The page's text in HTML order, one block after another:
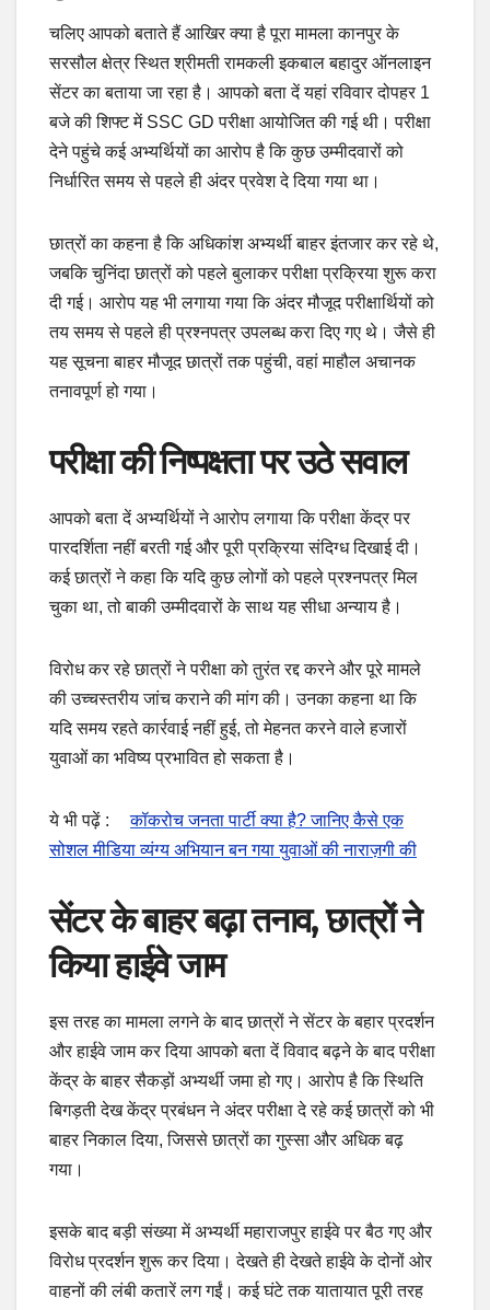
चलिए आपको बताते हैं आखिर क्या है पूरा मामला कानपुर के
सरसौल क्षेत्र स्थित श्रीमती रामकली इकबाल बहादुर ऑनलाइन
सेंटर का बताया जा रहा है। आपको बता दें यहां रविवार दोपहर 1
बजे की शिफ्ट में SSC GD परीक्षा आयोजित की गई थी। परीक्षा
देने पहुंचे कई अभ्यर्थियों का आरोप है कि कुछ उम्मीदवारों को
निर्धारित समय से पहले ही अंदर प्रवेश दे दिया गया था।
छात्रों का कहना है कि अधिकांश अभ्यर्थी बाहर इंतजार कर रहे थे,
जबकि चुनिंदा छात्रों को पहले बुलाकर परीक्षा प्रक्रिया शुरू करा
दी गई। आरोप यह भी लगाया गया कि अंदर मौजूद परीक्षार्थियों को
तय समय से पहले ही प्रश्नपत्र उपलब्ध करा दिए गए थे। जैसे ही
यह सूचना बाहर मौजूद छात्रों तक पहुंची, वहां माहौल अचानक
तनावपूर्ण हो गया।
परीक्षा की निष्पक्षता पर उठे सवाल
आपको बता दें अभ्यर्थियों ने आरोप लगाया कि परीक्षा केंद्र पर
पारदर्शिता नहीं बरती गई और पूरी प्रक्रिया संदिग्ध दिखाई दी।
कई छात्रों ने कहा कि यदि कुछ लोगों को पहले प्रश्नपत्र मिल
चुका था, तो बाकी उम्मीदवारों के साथ यह सीधा अन्याय है।
विरोध कर रहे छात्रों ने परीक्षा को तुरंत रद्द करने और पूरे मामले
की उच्चस्तरीय जांच कराने की मांग की। उनका कहना था कि
यदि समय रहते कार्रवाई नहीं हुई, तो मेहनत करने वाले हजारों
युवाओं का भविष्य प्रभावित हो सकता है।
ये भी पढ़ें :
कॉकरोच जनता पार्टी क्या है? जानिए कैसे एक
सोशल मीडिया व्यंग्य अभियान बन गया युवाओं की नाराज़गी की
सेंटर के बाहर बढ़ा तनाव, छात्रों ने
किया हाईवे जाम
इस तरह का मामला लगने के बाद छात्रों ने सेंटर के बहार प्रदर्शन
और हाईवे जाम कर दिया आपको बता दें विवाद बढ़ने के बाद परीक्षा
केंद्र के बाहर सैकड़ों अभ्यर्थी जमा हो गए। आरोप है कि स्थिति
बिगड़ती देख केंद्र प्रबंधन ने अंदर परीक्षा दे रहे कई छात्रों को भी
बाहर निकाल दिया, जिससे छात्रों का गुस्सा और अधिक बढ़
गया।
इसके बाद बड़ी संख्या में अभ्यर्थी महाराजपुर हाईवे पर बैठ गए और
विरोध प्रदर्शन शुरू कर दिया। देखते ही देखते हाईवे के दोनों ओर
वाहनों की लंबी कतारें लग गईं। कई घंटे तक यातायात पूरी तरह